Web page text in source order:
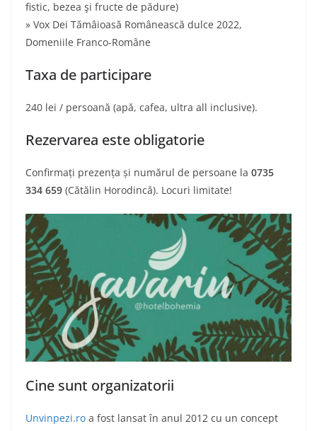
fistic, bezea şi fructe de pădure)
» Vox Dei Tămâioasă Românească dulce 2022,
Domeniile Franco-Române
Taxa de participare
240 lei / persoană (apă, cafea, ultra all inclusive).
Rezervarea este obligatorie
Confirmați prezența și numărul de persoane la 0735
334 659 (Cătălin Horodincă). Locuri limitate!
Cine sunt organizatorii
Unvinpezi.ro a fost lansat în anul 2012 cu un concept